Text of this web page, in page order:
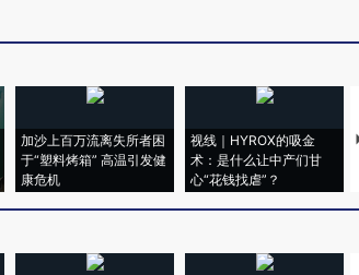
加沙上百万流离失所者困
于“塑料烤箱” 高温引发健
康危机
视线｜HYROX的吸金
术：是什么让中产们甘
心“花钱找虐”？